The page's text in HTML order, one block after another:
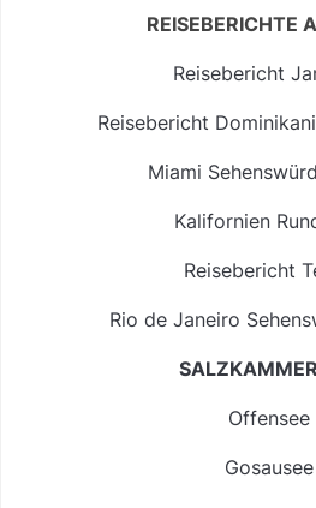
REISEBERICHTE
Reisebericht
Reisebericht
Miami
Kalifornien
Reisebericht
Rio de Janeiro
Offensee
Gosausee